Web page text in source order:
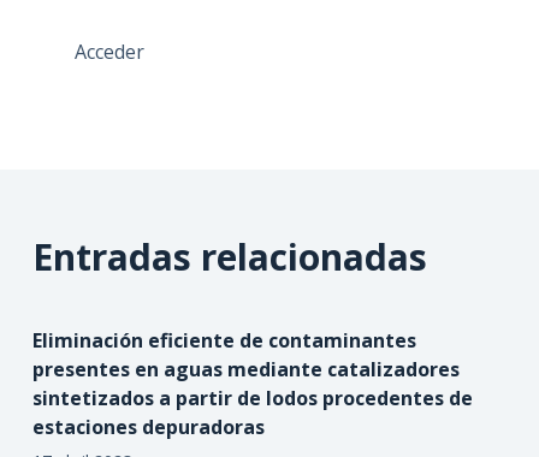
Acceder
Entradas relacionadas
Eliminación eficiente de contaminantes
presentes en aguas mediante catalizadores
sintetizados a partir de lodos procedentes de
estaciones depuradoras